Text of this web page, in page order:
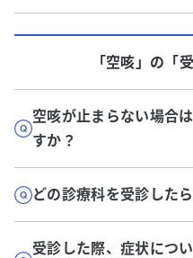
「空咳」 の「
空咳が止まらない場合
すか？
どの診療科を受診した
受診した際、症状につ